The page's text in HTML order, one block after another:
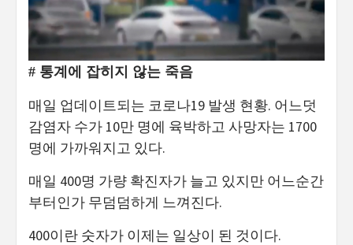
# 통계에 잡히지 않는 죽음
매일 업데이트되는 코로나19 발생 현황. 어느덧
감염자 수가 10만 명에 육박하고 사망자는 1700
명에 가까워지고 있다.
매일 400명 가량 확진자가 늘고 있지만 어느순간
부터인가 무덤덤하게 느껴진다.
400이란 숫자가 이제는 일상이 된 것이다.